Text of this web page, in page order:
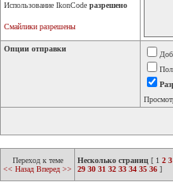
Использование IkonCode разрешено
Смайлики разрешены
Опции отправки
Переход к теме
<< Назад Вперед >>
Несколько страниц [ 1 2 3
29 30 31 32 33 34 35 36 ]